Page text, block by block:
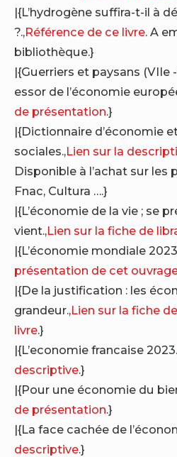
|{L’hydrogène suffira-t-il à
?.,Référence de ce livre. A
bibliothèque.}
|{Guerriers et paysans (VIIe
essor de l’économie
de présentation.}
|{Dictionnaire d’économie
sociales.,Lien sur la
Disponible à l’achat sur les
Fnac, Cultura ….}
|{L’économie de la vie ; se
vient.,Lien sur la fiche de
|{L’économie mondiale
présentation de cet
|{De la justification : les
grandeur.,Lien sur la fiche
livre.}
|{L’economie francaise
descriptive.}
|{Pour une économie du
de présentation.}
|{La face cachée de
descriptive.}